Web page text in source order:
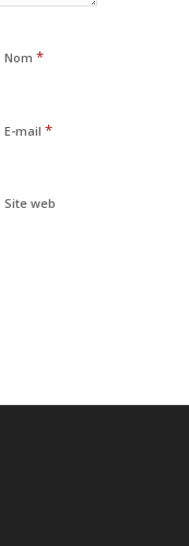
Nom *
E-mail *
Site web